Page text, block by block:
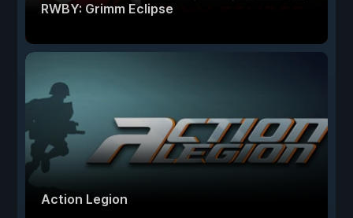
RWBY: Grimm Eclipse
Action Legion